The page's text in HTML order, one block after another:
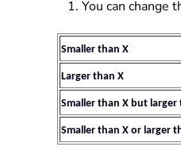
1. You can change
Smaller than X
Larger than X
Smaller than X but larger
Smaller than X or larger